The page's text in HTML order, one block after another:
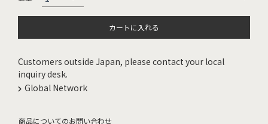
カートに入れる
Customers outside Japan, please contact your local
inquiry desk.
Global Network
商品についてのお問い合わせ